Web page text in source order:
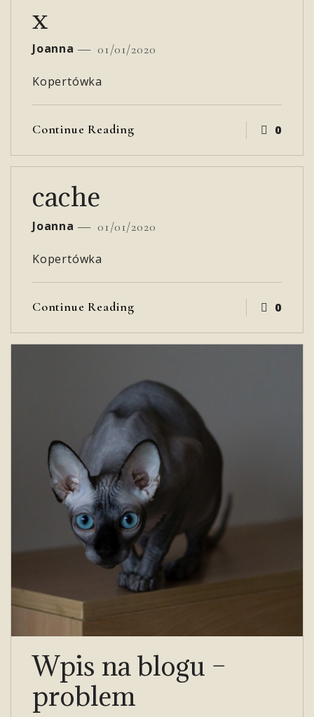
x
Joanna 01/01/2020
Kopertówka
Continue Reading 0
cache
Joanna 01/01/2020
Kopertówka
Continue Reading 0
Wpis na blogu –
problem